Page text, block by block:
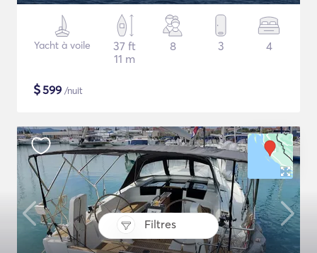
Filtres
Yacht à voile
37 ft
11 m
8 3 4
$599 /nuit